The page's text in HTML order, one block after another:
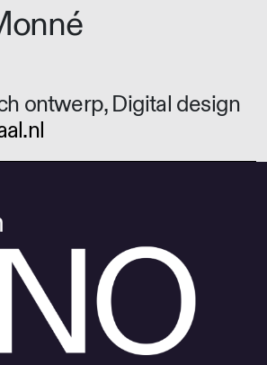
ontwerp, Digital design